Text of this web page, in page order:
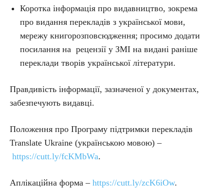
Коротка інформація про видавництво, зокрема
про видання перекладів з української мови,
мережу книгорозповсюдження; просимо додати
посилання на рецензії у ЗМІ на видані раніше
переклади творів української літератури.
Правдивість інформації, зазначеної у документах,
забезпечують видавці.
Положення про Програму підтримки перекладів
Translate Ukraine (українською мовою) –
https://cutt.ly/fcKMbWa.
Аплікаційна форма – https://cutt.ly/zcK6iOw.